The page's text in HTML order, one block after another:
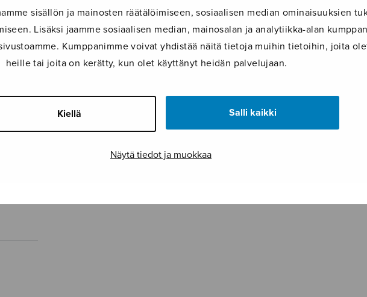
sisällön ja mainosten räätälöimiseen, sosiaalisen median ominaisuuksien
Lisäksi jaamme sosiaalisen median, mainosalan ja analytiikka-alan
Kumppanimme voivat yhdistää näitä tietoja muihin tietoihin, joita
heille tai joita on kerätty, kun olet käyttänyt heidän palvelujaan.
Kiellä Salli kaikki
Näytä tiedot ja muokkaa